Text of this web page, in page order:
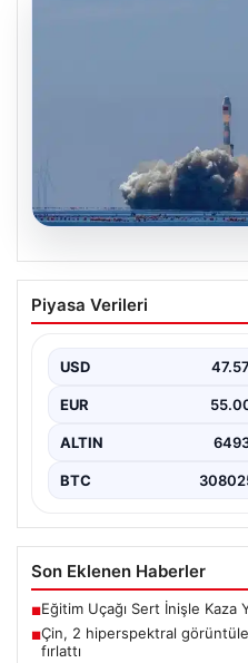
Çin, 2
uydusunu denizden
Piyasa Verileri
USD 47.57
EUR
ALTIN
BTC
Son Eklenen Haberler
■Eğitim Uçağı Sert İnişle Kaza
■Çin, 2 hiperspektral
fırlattı